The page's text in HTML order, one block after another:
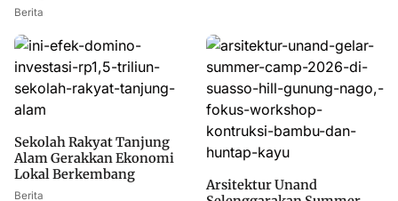
Berita
Sekolah Rakyat Tanjung
Alam Gerakkan Ekonomi
Lokal Berkembang
Berita
Arsitektur Unand